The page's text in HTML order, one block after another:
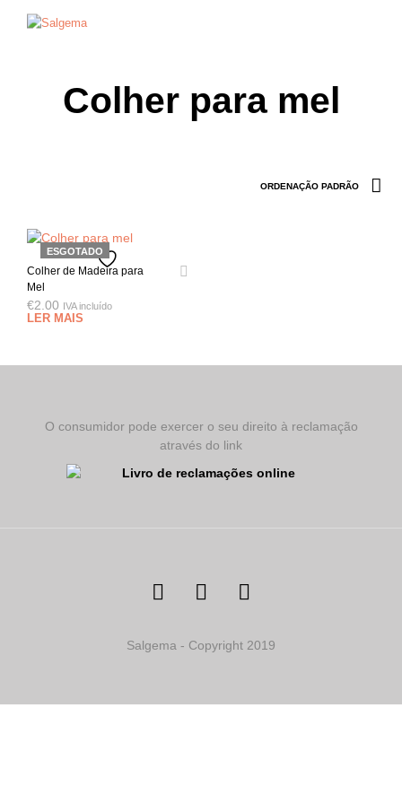
Colher para mel
ESGOTADO
Colher de Madeira para
Mel
€2.00 IVA incluído
LER MAIS
O consumidor pode exercer o seu direito à reclamação
através do link
Salgema - Copyright 2019